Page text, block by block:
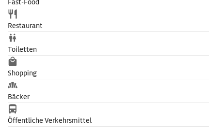
Fast-Food
Restaurant
Toiletten
Shopping
Bäcker
Öffentliche Verkehrsmittel